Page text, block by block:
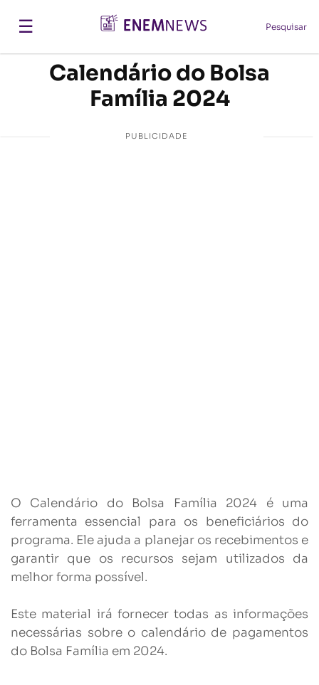
☰ Pesquisar
Calendário do Bolsa
Família 2024
O Calendário do Bolsa Família 2024 é uma
ferramenta essencial para os beneficiários do
programa. Ele ajuda a planejar os recebimentos e
garantir que os recursos sejam utilizados da
melhor forma possível.
Este material irá fornecer todas as informações
necessárias sobre o calendário de pagamentos
do Bolsa Família em 2024.